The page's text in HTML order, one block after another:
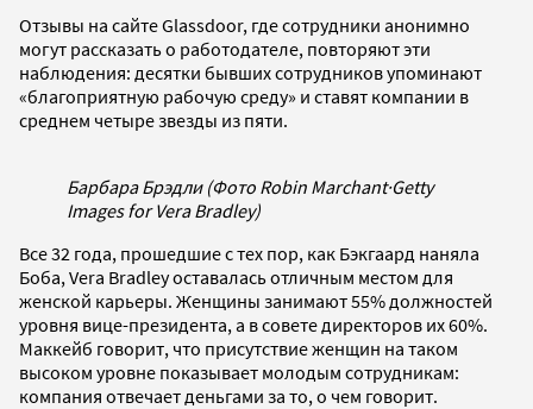
Отзывы на сайте Glassdoor, где сотрудники анонимно
могут рассказать о работодателе, повторяют эти
наблюдения: десятки бывших сотрудников упоминают
«благоприятную рабочую среду» и ставят компании в
среднем четыре звезды из пяти.
Барбара Брэдли (Фото Robin Marchant·Getty
Images for Vera Bradley)
Все 32 года, прошедшие с тех пор, как Бэкгаард наняла
Боба, Vera Bradley оставалась отличным местом для
женской карьеры. Женщины занимают 55% должностей
уровня вице-президента, а в совете директоров их 60%.
Маккейб говорит, что присутствие женщин на таком
высоком уровне показывает молодым сотрудникам:
компания отвечает деньгами за то, о чем говорит.